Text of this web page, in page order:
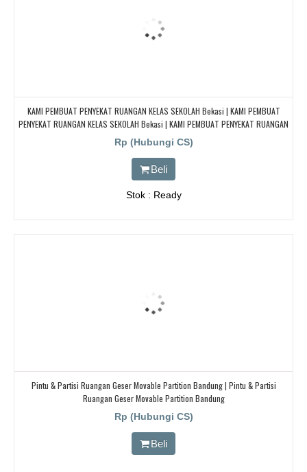
KAMI PEMBUAT PENYEKAT RUANGAN KELAS SEKOLAH Bekasi | KAMI PEMBUAT
PENYEKAT RUANGAN KELAS SEKOLAH Bekasi | KAMI PEMBUAT PENYEKAT RUANGAN
KELAS SEKOLAH Bekasi | KAMI PEMBUAT PENYEKAT RUANGAN KELAS SEKOLAH
Rp (Hubungi CS)
Beli
Stok : Ready
Pintu & Partisi Ruangan Geser Movable Partition Bandung | Pintu & Partisi
Ruangan Geser Movable Partition Bandung
Rp (Hubungi CS)
Beli